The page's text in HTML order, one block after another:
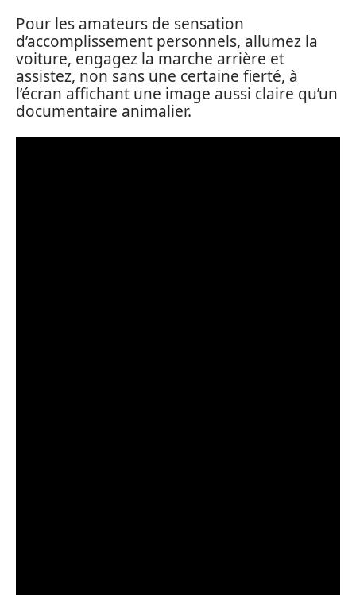
Pour les amateurs de sensation
d’accomplissement personnels, allumez la
voiture, engagez la marche arrière et
assistez, non sans une certaine fierté, à
l’écran affichant une image aussi claire qu’un
documentaire animalier.